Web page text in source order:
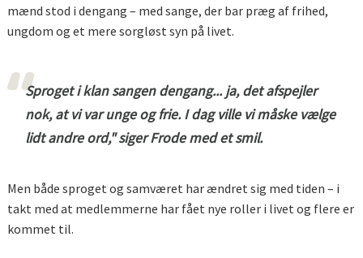
mænd stod i dengang – med sange, der bar præg af frihed,
ungdom og et mere sorgløst syn på livet.
Sproget i klan sangen dengang... ja, det afspejler
nok, at vi var unge og frie. I dag ville vi måske vælge
lidt andre ord," siger Frode med et smil.
Men både sproget og samværet har ændret sig med tiden – i
takt med at medlemmerne har fået nye roller i livet og flere er
kommet til.